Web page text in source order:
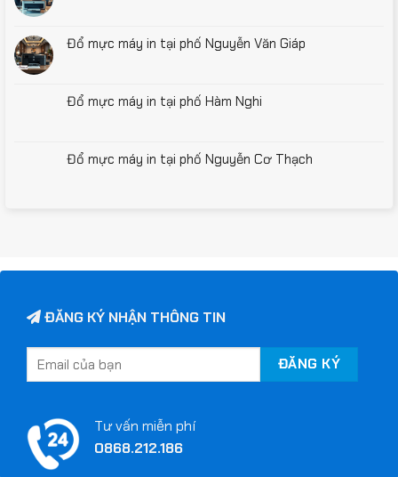
Đổ mực máy in tại phố Nguyễn Văn Giáp
Đổ mực máy in tại phố Hàm Nghi
Đổ mực máy in tại phố Nguyễn Cơ Thạch
ĐĂNG KÝ NHẬN THÔNG TIN
Tư vấn miễn phí
0868.212.186